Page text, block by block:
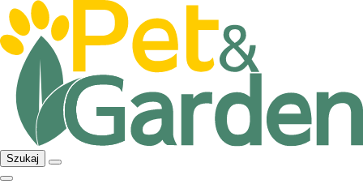
Szukaj